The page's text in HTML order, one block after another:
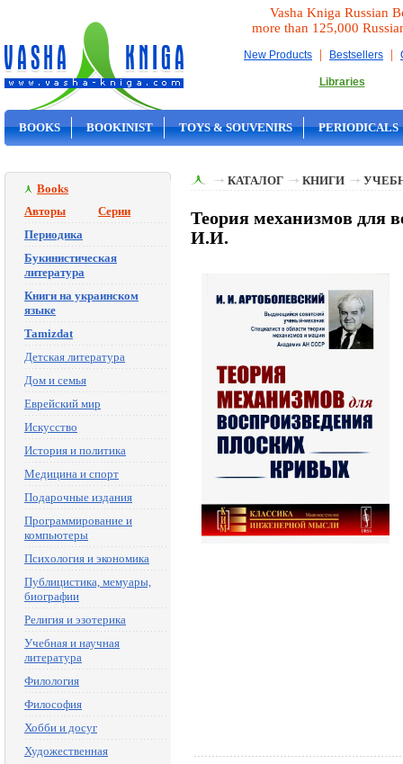
Vasha Kniga Russian
more than 125,000
New Products | Bestsellers |
Libraries
BOOKS BOOKINIST TOYS & SOUVENIRS PERIODICALS
Books
Авторы
Серии
Периодика
Букинистическая
литература
Книги на украинском
языке
Tamizdat
Детская литература
Дом и семья
Еврейский мир
Искусство
История и политика
Медицина и спорт
Подарочные издания
Программирование и
компьютеры
Психология и экономика
Публицистика, мемуары,
биографии
Религия и эзотерика
Учебная и научная
литература
Филология
Философия
Хобби и досуг
Художественная
КАТАЛОГ КНИГИ
Теория механизмов для
И.И.